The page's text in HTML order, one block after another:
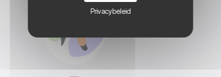
Comment voter ?
Privacybeleid